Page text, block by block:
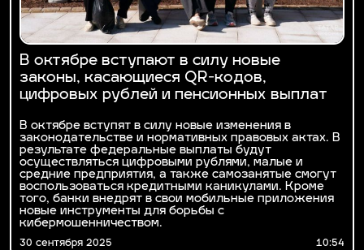
В октябре вступают в силу новые
законы, касающиеся QR-кодов,
цифровых рублей и пенсионных выплат
В октябре вступят в силу новые изменения в
законодательстве и нормативных правовых актах. В
результате федеральные выплаты будут
осуществляться цифровыми рублями, малые и
средние предприятия, а также самозанятые смогут
воспользоваться кредитными каникулами. Кроме
того, банки внедрят в свои мобильные приложения
новые инструменты для борьбы с
кибермошенничеством.
30 сентября 2025 10:54